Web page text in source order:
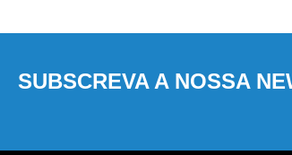
SUBSCREVA A NOSSA